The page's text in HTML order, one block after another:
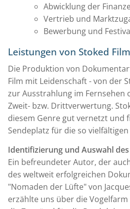
Abwicklung der
Vertrieb und
Bewerbung und
Leistungen von Stoked
Die Produktion von
Film mit Leidenschaft - von der
zur Ausstrahlung im Fernsehen
Zweit- bzw. Drittverwertung.
diesem Genre gut vernetzt und
Sendeplatz für die so
Identifizierung und Auswahl
Ein befreundeter Autor, der
des weltweit erfolgreichen
"Nomaden der Lüfte" von
erzählte uns über die